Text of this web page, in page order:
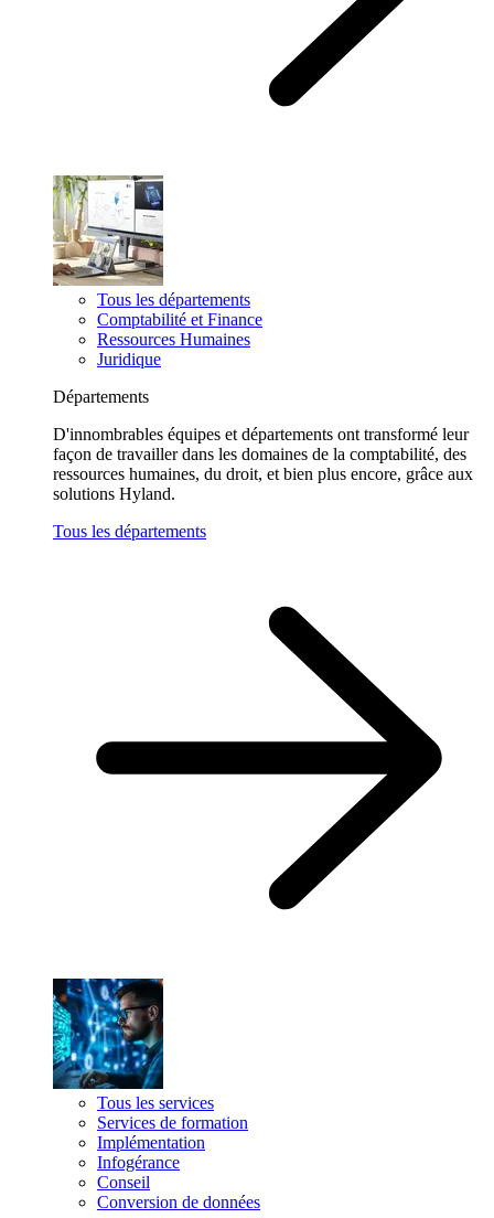
Tous les départements
Comptabilité et Finance
Ressources Humaines
Juridique
Départements
D'innombrables équipes et départements ont transformé leur
façon de travailler dans les domaines de la comptabilité, des
ressources humaines, du droit, et bien plus encore, grâce aux
solutions Hyland.
Tous les départements
Tous les services
Services de formation
Implémentation
Infogérance
Conseil
Conversion de données